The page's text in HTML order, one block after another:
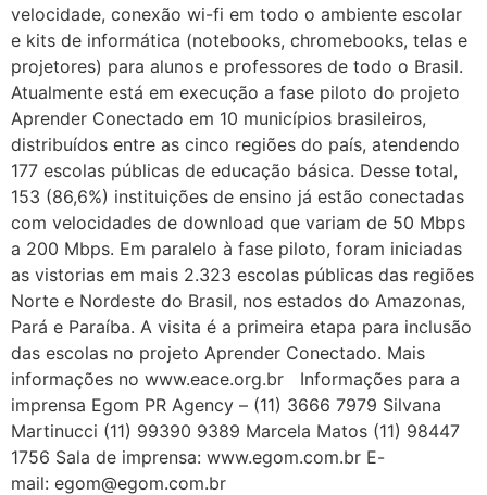
velocidade, conexão wi-fi em todo o ambiente escolar
e kits de informática (notebooks, chromebooks, telas e
projetores) para alunos e professores de todo o Brasil.
Atualmente está em execução a fase piloto do projeto
Aprender Conectado em 10 municípios brasileiros,
distribuídos entre as cinco regiões do país, atendendo
177 escolas públicas de educação básica. Desse total,
153 (86,6%) instituições de ensino já estão conectadas
com velocidades de download que variam de 50 Mbps
a 200 Mbps. Em paralelo à fase piloto, foram iniciadas
as vistorias em mais 2.323 escolas públicas das regiões
Norte e Nordeste do Brasil, nos estados do Amazonas,
Pará e Paraíba. A visita é a primeira etapa para inclusão
das escolas no projeto Aprender Conectado. Mais
informações no www.eace.org.br Informações para a
imprensa Egom PR Agency – (11) 3666 7979 Silvana
Martinucci (11) 99390 9389 Marcela Matos (11) 98447
1756 Sala de imprensa: www.egom.com.br E-
mail: egom@egom.com.br